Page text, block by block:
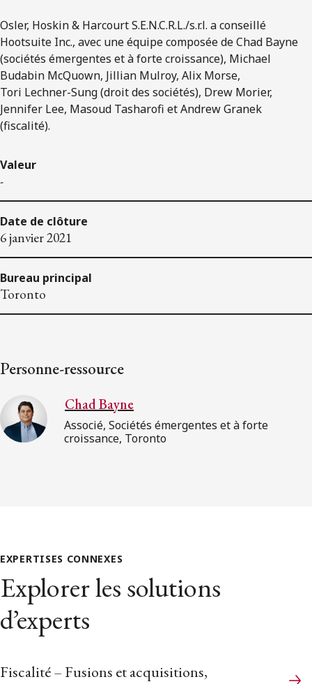
Osler, Hoskin & Harcourt S.E.N.C.R.L./s.r.l. a conseillé
Hootsuite Inc., avec une équipe composée de Chad Bayne
(sociétés émergentes et à forte croissance), Michael
Budabin McQuown, Jillian Mulroy, Alix Morse,
Tori Lechner-Sung (droit des sociétés), Drew Morier,
Jennifer Lee, Masoud Tasharofi et Andrew Granek
(fiscalité).
Valeur
-
Date de clôture
6 janvier 2021
Bureau principal
Toronto
Personne-ressource
Chad Bayne
Associé, Sociétés émergentes et à forte
croissance, Toronto
EXPERTISES CONNEXES
Explorer les solutions
d’experts
Fiscalité – Fusions et acquisitions,